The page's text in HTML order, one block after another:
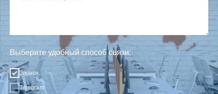
Выберите удобный способ связи:
Звонок
Telegram